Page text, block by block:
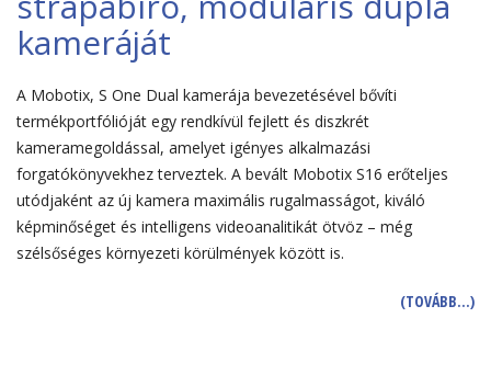
kameráját
A Mobotix, S One Dual kamerája bevezetésével bővíti
termékportfólióját egy rendkívül fejlett és diszkrét
kameramegoldással, amelyet igényes alkalmazási
forgatókönyvekhez terveztek. A bevált Mobotix S16 erőteljes
utódjaként az új kamera maximális rugalmasságot, kiváló
képminőséget és intelligens videoanalitikát ötvöz – még
szélsőséges környezeti körülmények között is.
(TOVÁBB…)